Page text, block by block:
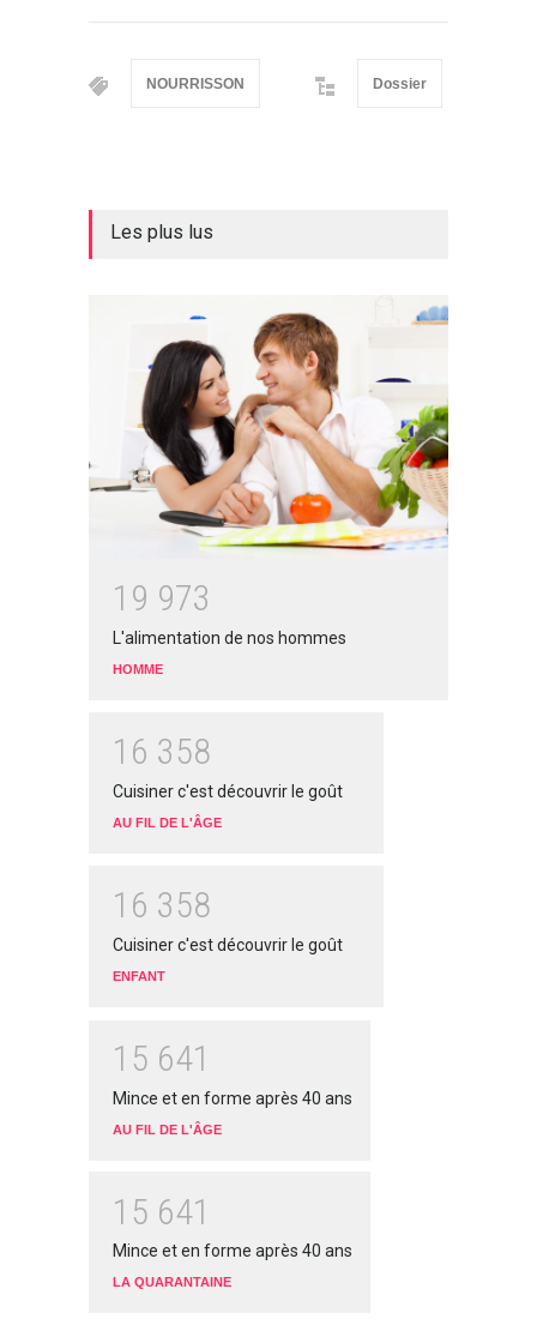
NOURRISSON Dossier
Les plus lus
1 9 973
L'alimentation de nos hommes
HOMME
1 6 358
Cuisiner c'est découvrir le goût
AU FIL DE L'ÂGE
1 6 358
Cuisiner c'est découvrir le goût
ENFANT
1 5 641
Mince et en forme après 40 ans
AU FIL DE L'ÂGE
1 5 641
Mince et en forme après 40 ans
LA QUARANTAINE